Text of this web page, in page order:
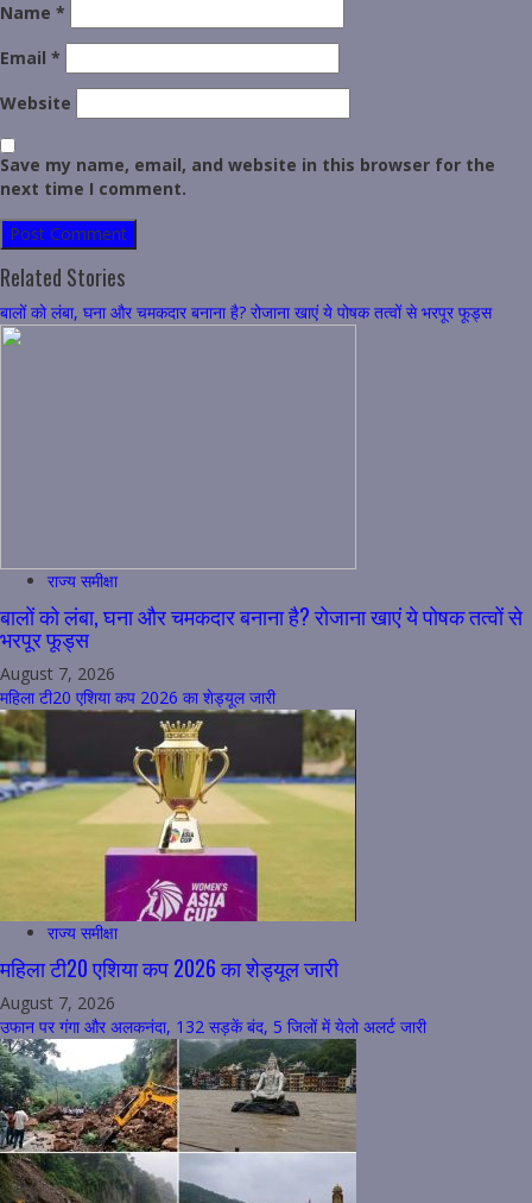
Name *
Email *
Website
Save my name, email, and website in this browser for the
next time I comment.
Related Stories
बालों को लंबा, घना और चमकदार बनाना है? रोजाना खाएं ये पोषक तत्वों से भरपूर फूड्स
राज्य समीक्षा
बालों को लंबा, घना और चमकदार बनाना है? रोजाना खाएं ये पोषक तत्वों से
भरपूर फूड्स
August 7, 2026
महिला टी20 एशिया कप 2026 का शेड्यूल जारी
राज्य समीक्षा
महिला टी20 एशिया कप 2026 का शेड्यूल जारी
August 7, 2026
उफान पर गंगा और अलकनंदा, 132 सड़कें बंद, 5 जिलों में येलो अलर्ट जारी